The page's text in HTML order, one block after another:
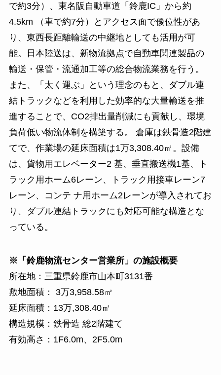
で約3分）、東名阪自動車道「鈴鹿IC」から約
4.5km （車で約7分）とアクセス面で優位性があ
り、東西長距離輸送の中継地としても活用が可
能。日本陸送は、新物流拠点で自動車関連製品の
輸送・保管・流通加工等の総合物流業務を行う。
また、「太く運ぶ」という理念のもと、ダブル連
結トラックなどを利用した効率的な大量輸送を推
進することで、CO2排出量削減にも貢献し、環境
負荷低い物流体制を構築する。 倉庫は鉄骨造2階建
てで、作業場の延床面積は1万3,308.40㎡。設備
は、貨物用エレベーター2 基、垂直搬送機1基、ト
ラック用ホーム6レーン、トラック用接車レーン7
レーン、コンテ ナ用ホーム2レーンが導入されてお
り、ダブル連結トラックにも対応可能な構造とな
っている。
※「鈴鹿物流センター営業所」の施設概要
所在地：三重県鈴鹿市山本町3131番
敷地面積： 3万3,958.58㎡
延床面積：13万,308.40㎡
構造規模：鉄骨造 総2階建て
有効高さ：1F6.0m、2F5.0m